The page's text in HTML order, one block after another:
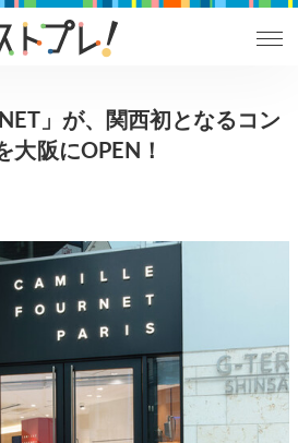
」が、関西初となるコン
大阪にOPEN！